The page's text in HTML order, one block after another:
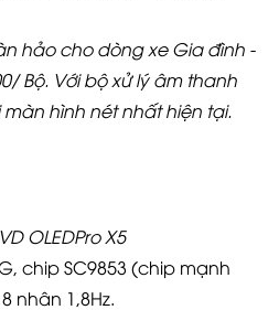
hảo cho dòng xe Gia đình -
/ Bộ. Với bộ xử lý âm thanh
hình nét nhất hiện tại.
OLEDPro X5
chip SC9853 (chip mạnh
nhân 1,8Hz.